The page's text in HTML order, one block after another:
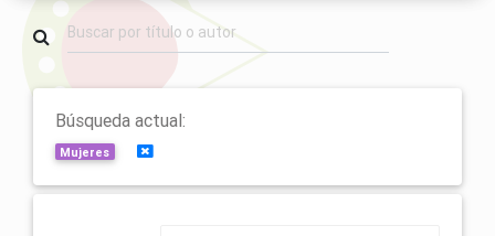
Búsqueda actual:
Mujeres Limpiar búsquedas